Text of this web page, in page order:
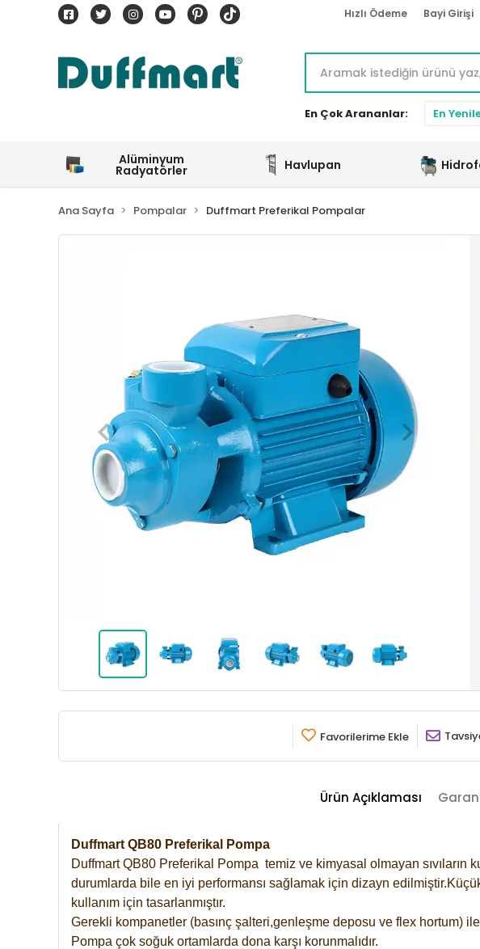
Hızlı Ödeme Bayi Girişi
En Çok Arananlar: En
Alüminyum
Radyatörler Havlupan
Ana Sayfa Pompalar Duffmart Preferikal Pompalar
Favorilerime Ekle
Ürün Açıklaması
Duffmart QB80 Preferikal Pompa
Duffmart QB80 Preferikal Pompa temiz ve kimyasal olmayan sıvıların
durumlarda bile en iyi performansı sağlamak için dizayn
kullanım için tasarlanmıştır.
Gerekli kompanetler (basınç şalteri,genleşme deposu ve flex hortum)
Pompa çok soğuk ortamlarda dona karşı korunmalıdır.